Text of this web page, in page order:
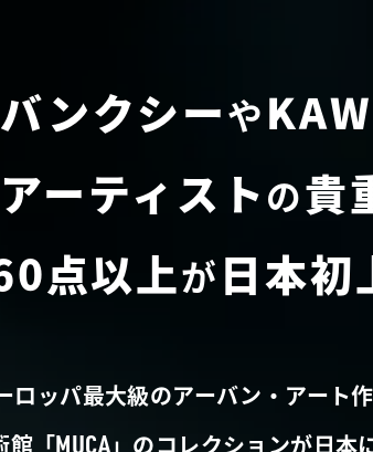
バンクシーや
ーティストの貴
点以上が日本初
ロッパ最大級のアーバン・アート
館「MUCA」のコレクションが日本